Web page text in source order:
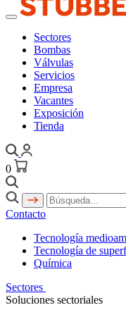
Sectores
Bombas
Válvulas
Servicios
Empresa
Vacantes
Exposición
Tienda
0
Contacto
Tecnología
Tecnología de
Química
Sectores
Soluciones sectoriales